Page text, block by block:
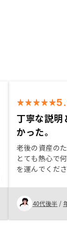
丁寧な説明
かった。
老後の資産の
とても熱心で
を運んでくだ
ることができ
しい物件をお
40代後半 /